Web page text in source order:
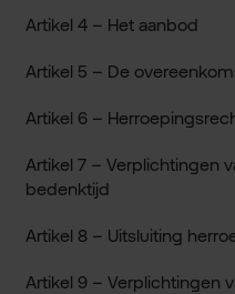
Artikel 4 – Het aanbod
Artikel 5 – De
Artikel 6 –
Artikel 7 – Verplichtingen
bedenktijd
Artikel 8 – Uitsluiting
Artikel 9 – Verplichtingen